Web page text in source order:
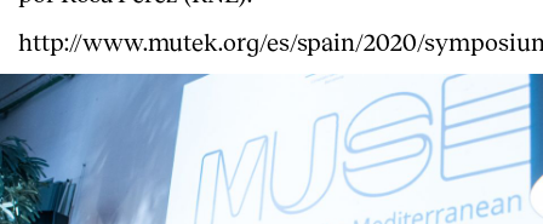
Servicios
http://www.mutek.org/es/spain/2020/